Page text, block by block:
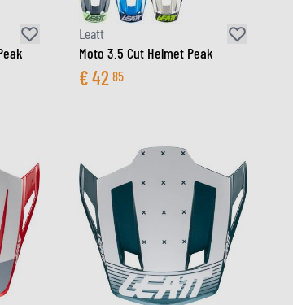
Leatt
Moto 3.5 Cut Helmet Peak
€42 85